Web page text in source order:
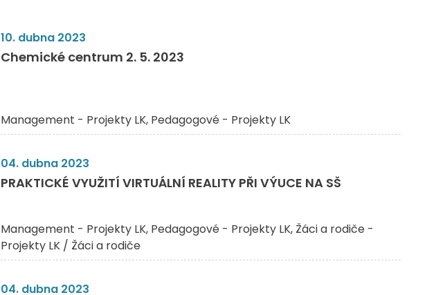
10. dubna 2023
Chemické centrum 2. 5. 2023
Management - Projekty LK Pedagogové - Projekty LK
04. dubna 2023
PRAKTICKÉ VYUŽITÍ VIRTUÁLNÍ REALITY PŘI VÝUCE NA SŠ
Management - Projekty LK Pedagogové - Projekty LK Žáci a rodiče -
Projekty LK / Žáci a rodiče
04. dubna 2023